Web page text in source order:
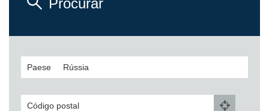
Motores Orbitais produzidos para a Bondioli & Pavesi
Sistemas de acoplamento
Controlo
Procurar
Paese
Código postal